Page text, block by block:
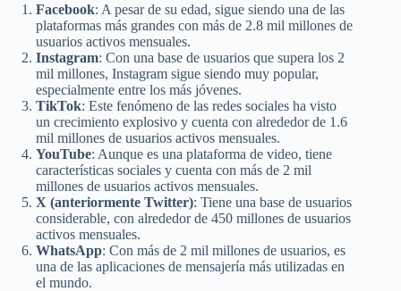
Facebook: A pesar de su edad, sigue siendo una de las
plataformas más grandes con más de 2.8 mil millones de
usuarios activos mensuales.
Instagram: Con una base de usuarios que supera los 2
mil millones, Instagram sigue siendo muy popular,
especialmente entre los más jóvenes.
TikTok: Este fenómeno de las redes sociales ha visto
un crecimiento explosivo y cuenta con alrededor de 1.6
mil millones de usuarios activos mensuales.
YouTube: Aunque es una plataforma de video, tiene
características sociales y cuenta con más de 2 mil
millones de usuarios activos mensuales.
X (anteriormente Twitter): Tiene una base de usuarios
considerable, con alrededor de 450 millones de usuarios
activos mensuales.
WhatsApp: Con más de 2 mil millones de usuarios, es
una de las aplicaciones de mensajería más utilizadas en
el mundo.